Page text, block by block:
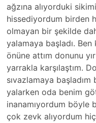
ağzına alıyorduki
hissediyordum birden
olmayan bir şekilde
yalamaya başladı.
önüne attım donunu
yarrakla karşılaştım.
sıvazlamaya
yalarken oda benim
inanamıyordum böyle
çok zevk alıyordum